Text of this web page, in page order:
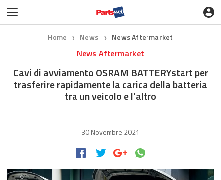
Home ❯ News ❯ News Aftermarket
News Aftermarket
Cavi di avviamento OSRAM BATTERYstart per
trasferire rapidamente la carica della batteria
tra un veicolo e l’altro
30 Novembre 2021